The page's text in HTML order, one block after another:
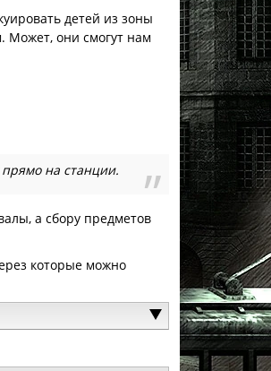
детей из зоны
Может, они смогут нам
на станции.
а сбору предметов
которые можно